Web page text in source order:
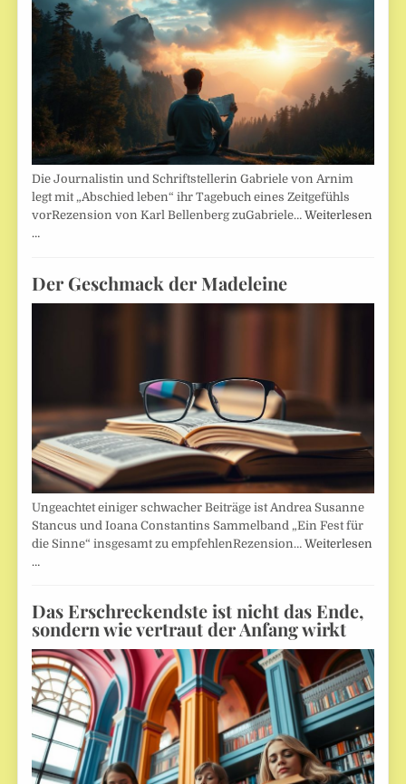
Die Journalistin und Schriftstellerin Gabriele von Arnim
legt mit „Abschied leben“ ihr Tagebuch eines Zeitgefühls
vorRezension von Karl Bellenberg zuGabriele…Weiterlesen
…
Der Geschmack der Madeleine
Ungeachtet einiger schwacher Beiträge ist Andrea Susanne
Stancus und Ioana Constantins Sammelband „Ein Fest für
die Sinne“ insgesamt zu empfehlenRezension…Weiterlesen
…
Das Erschreckendste ist nicht das Ende,
sondern wie vertraut der Anfang wirkt